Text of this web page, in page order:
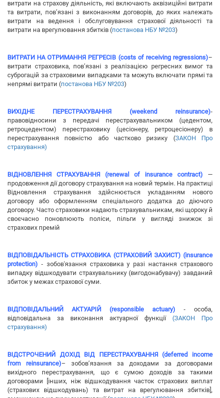
витрати на страхову діяльність, які включають аквізиційні витрати
та витрати, пов’язані з виконанням договорів, до яких належать
витрати на ведення і обслуговування страхової діяльності та
витрати на врегулювання збитків (постанова НБУ №203)
ВИТРАТИ НА ОТРИМАННЯ РЕГРЕСІВ (costs of receiving regressions)–
витрати страховика, пов’язані з реалізацією регресних вимог та
суброгацій за страховими випадками та можуть включати прямі та
непрямі витрати (постанова НБУ №203)
ВИХІДНЕ ПЕРЕСТРАХУВАННЯ (weekend reinsurance)-
правовідносини з передачі перестрахувальником (цедентом,
ретроцедентом) перестраховику (цесіонеру, ретроцесіонеру) в
перестрахування повністю або частково ризику (ЗАКОН Про
страхування)
ВІДНОВЛЕННЯ СТРАХУВАННЯ (renewal of insurance contract) —
продовження дії договору страхування на новий термін. На практиці
Відновлення страхування здійснюється укладанням нового
договору або оформленням спеціального додатка до діючого
договору. Часто страховики надають страхувальникам, які щороку й
своєчасно поновлюють поліси, пільги у вигляді знижок зі
страхових премій
ВІДПОВІДАЛЬНІСТЬ СТРАХОВИКА (СТРАХОВИЙ ЗАХИСТ) (insurance
protection) - зобов'язання страховика у разі настання страхового
випадку відшкодувати страхувальнику (вигодонабувачу) завданий
збиток у межах страхової суми.
ВІДПОВІДАЛЬНИЙ АКТУАРІЙ (responsible actuary) - особа,
відповідальна за виконання актуарної функції (ЗАКОН Про
страхування)
ВІДСТРОЧЕНИЙ ДОХІД ВІД ПЕРЕСТРАХУВАННЯ (deferred income
from reinsurance)– зобов’язання за доходами за договорами
вихідного перестрахування, що є сумою доходів за такими
договорами [інших, ніж відшкодування часток страхових виплат
(страхових відшкодувань) та витрат на врегулювання збитків],